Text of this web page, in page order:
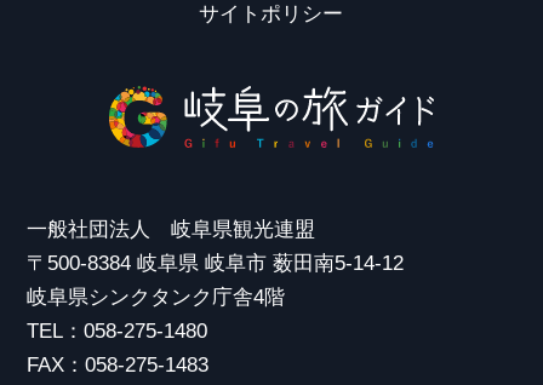
サイトポリシー
一般社団法人 岐阜県観光連盟
〒500-8384 岐阜県 岐阜市 薮田南5-14-12
岐阜県シンクタンク庁舎4階
TEL：058-275-1480
FAX：058-275-1483